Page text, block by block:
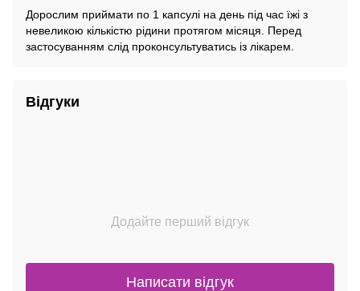
Дорослим приймати по 1 капсулі на день під час їжі з
невеликою кількістю рідини протягом місяця. Перед
застосуванням слід проконсультуватись із лікарем.
Відгуки
Додайте перший відгук
Написати відгук